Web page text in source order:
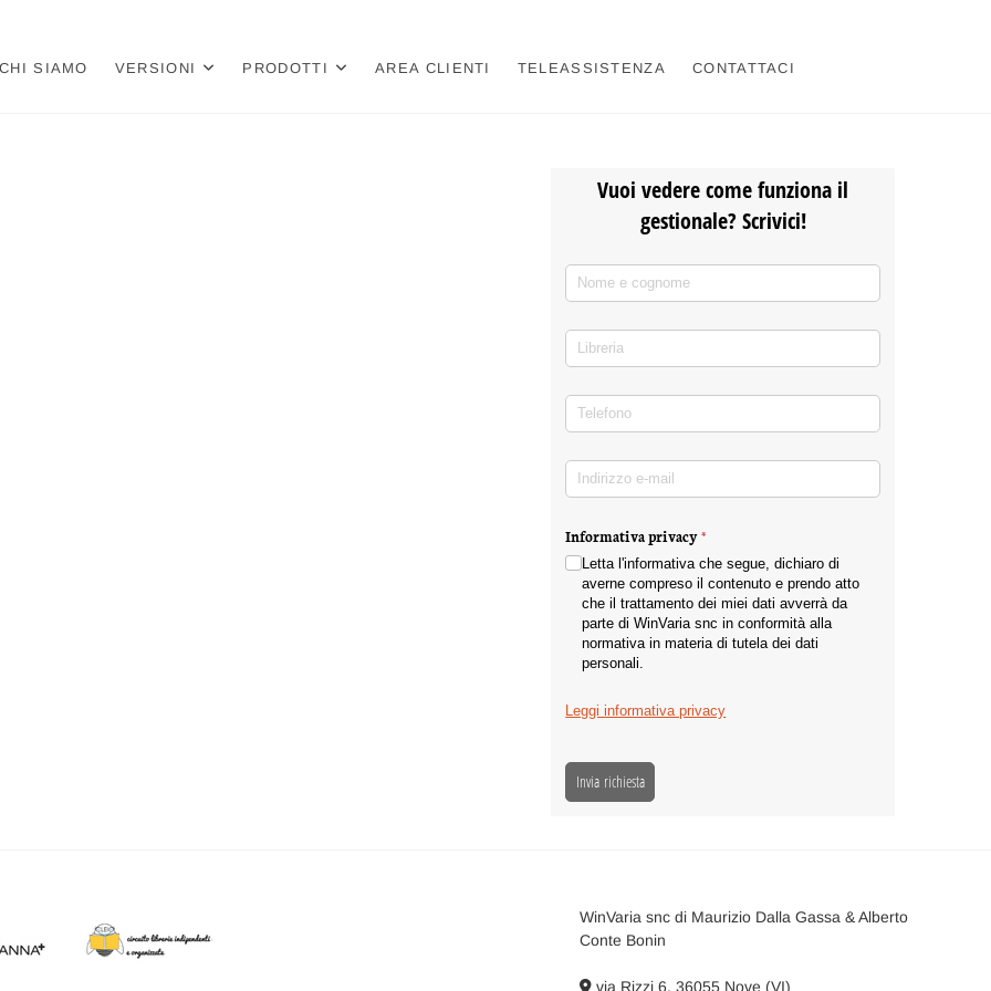
CHI SIAMO VERSIONI PRODOTTI AREA CLIENTI TELEASSISTENZA CONTATTACI
Vuoi vedere come funziona il
gestionale? Scrivici!
Nome e cognome
Libreria
Telefono
Indirizzo e-mail(richiesto)
Informativa privacy*
(richiesto)
Letta l'informativa che segue, dichiaro di
averne compreso il contenuto e prendo atto
che il trattamento dei miei dati avverrà da
parte di WinVaria snc in conformità alla
normativa in materia di tutela dei dati
personali.
Leggi informativa privacy
Invia richiesta
WinVaria snc di Maurizio Dalla Gassa & Alberto
Conte Bonin
via Rizzi 6, 36055 Nove (VI)